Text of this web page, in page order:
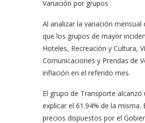
Variación por grupos
Al analizar la variación
que los grupos de mayor
Hoteles, Recreación y Cultura,
Comunicaciones y Prendas de
inflación en el referido mes.
El grupo de Transporte
explicar el 61.94% de la
precios dispuestos por el